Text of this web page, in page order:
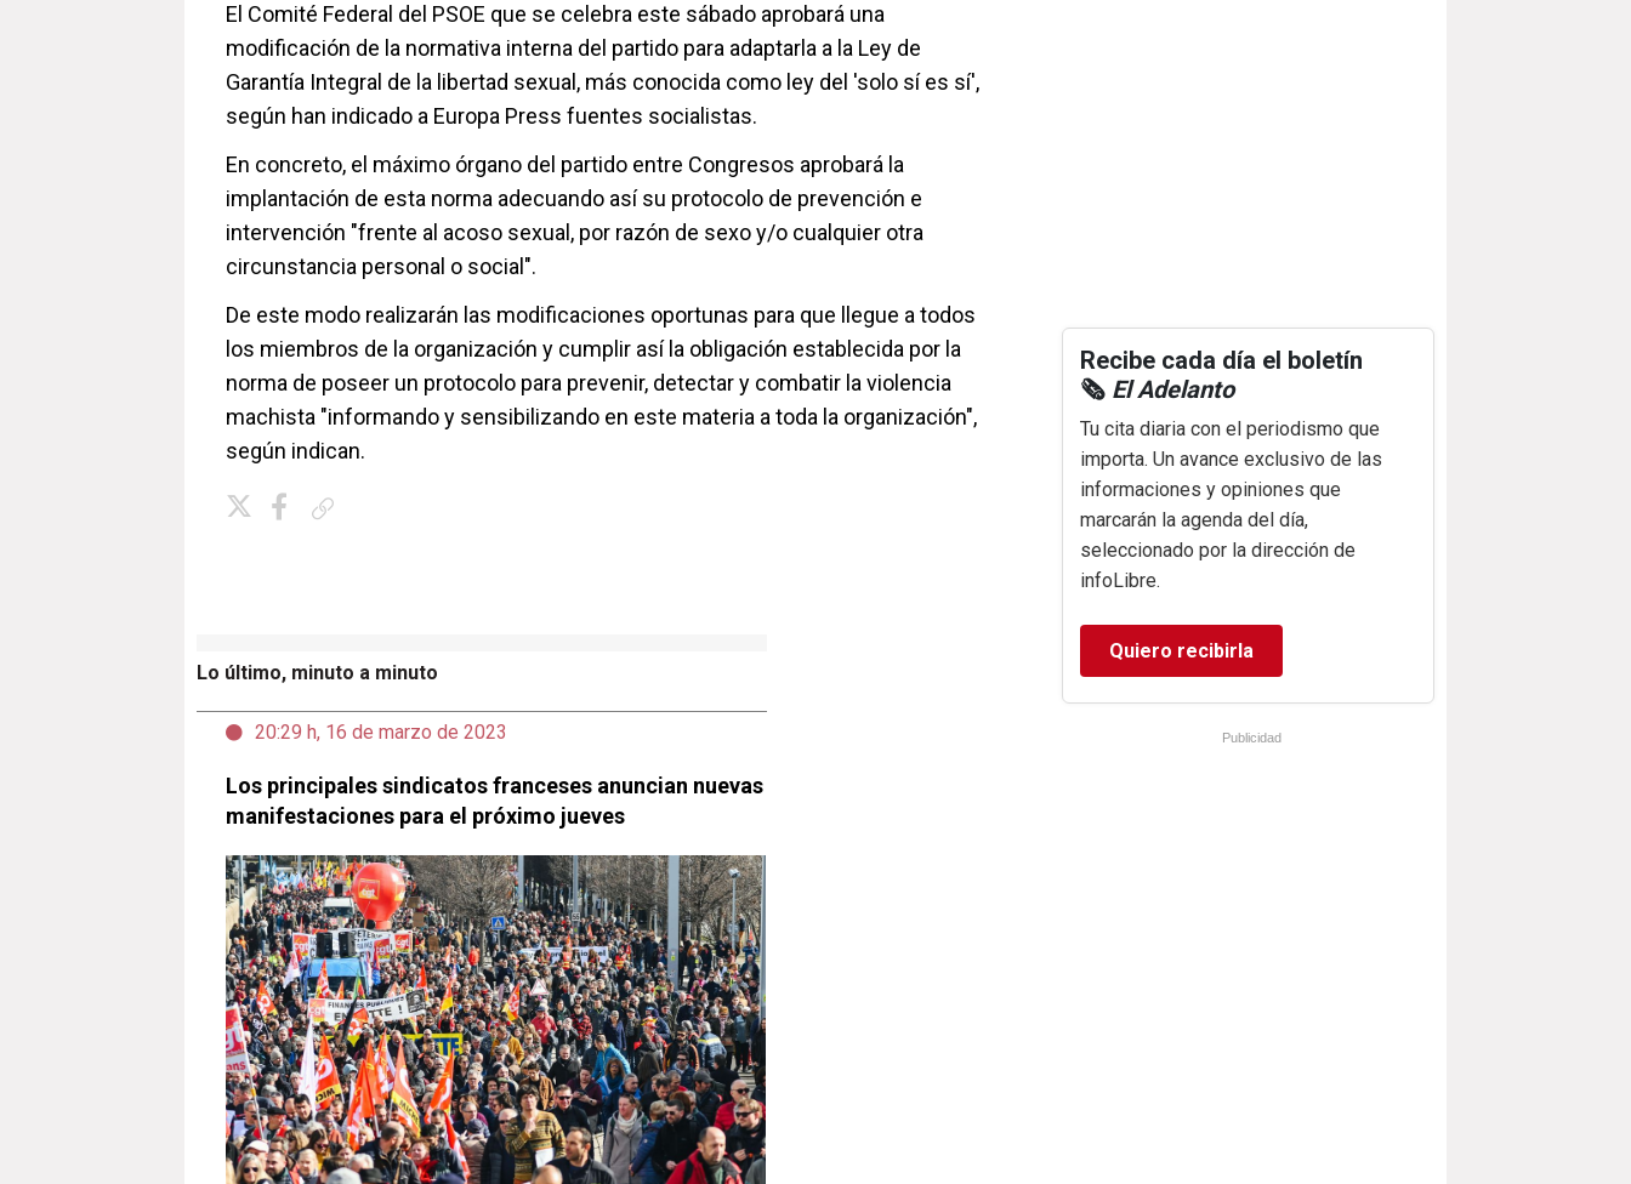
El Comité Federal del PSOE que se celebra este sábado aprobará una
modificación de la normativa interna del partido para adaptarla a la Ley de
Garantía Integral de la libertad sexual, más conocida como ley del 'solo sí es sí',
según han indicado a Europa Press fuentes socialistas.
En concreto, el máximo órgano del partido entre Congresos aprobará la
implantación de esta norma adecuando así su protocolo de prevención e
intervención "frente al acoso sexual, por razón de sexo y/o cualquier otra
circunstancia personal o social".
De este modo realizarán las modificaciones oportunas para que llegue a todos
los miembros de la organización y cumplir así la obligación establecida por la
norma de poseer un protocolo para prevenir, detectar y combatir la violencia
machista "informando y sensibilizando en este materia a toda la organización",
según indican.
Lo último, minuto a minuto
20:29 h, 16 de marzo de 2023
Los principales sindicatos franceses anuncian nuevas
manifestaciones para el próximo jueves
Recibe cada día el boletín
🗞️ El Adelanto
Tu cita diaria con el periodismo que
importa. Un avance exclusivo de las
informaciones y opiniones que
marcarán la agenda del día,
seleccionado por la dirección de
infoLibre.
Quiero recibirla
Publicidad